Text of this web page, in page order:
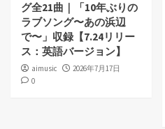
グ全21曲｜「10年ぶりの
ラブソング〜あの浜辺
で〜」収録【7.24リリー
ス：英語バージョン】
aimusic
2026年7月17日
0